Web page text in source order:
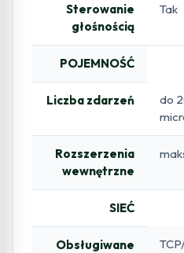
Sterowanie
głośnością
Tak
POJEMNOŚĆ
Liczba zdarzeń
do
Rozszerzenia
wewnętrzne
SIEĆ
Obsługiwane